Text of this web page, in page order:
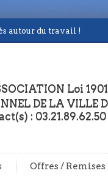
autour du travail !
Loi
DE LA VILLE
: 03.21.89.62.50
Offres / Remises